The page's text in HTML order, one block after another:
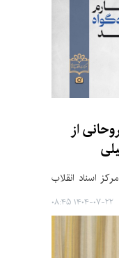
از
اسناد انقلاب
۱۴۰۴-۰۷-۲۲ ۰۸:۴۵